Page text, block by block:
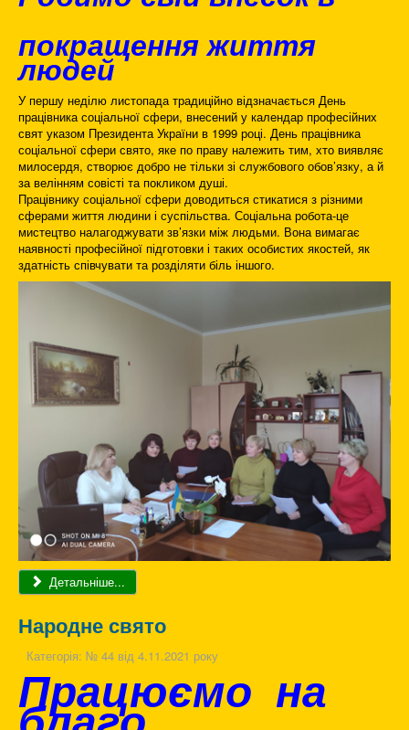
покращення життя
людей
У першу неділю листопада традиційно відзначається День
працівника соціальної сфери, внесений у календар професійних
свят указом Президента України в 1999 році. День працівника
соціальної сфери свято, яке по праву належить тим, хто виявляє
милосердя, створює добро не тільки зі службового обов’язку, а й
за велінням совісті та покликом душі.
Працівнику соціальної сфери доводиться стикатися з різними
сферами життя людини і суспільства. Соціальна робота-це
мистецтво налагоджувати зв’язки між людьми. Вона вимагає
наявності професійної підготовки і таких особистих якостей, як
здатність співчувати та розділяти біль іншого.
Детальніше...
Народне свято
Категорія: № 44 від 4.11.2021 року
Працюємо на